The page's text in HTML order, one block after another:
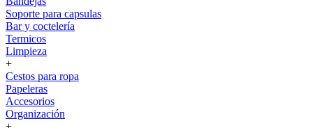
Soporte para capsulas
Bar y coctelería
Termicos
Limpieza
+
Cestos para ropa
Papeleras
Accesorios
Organización